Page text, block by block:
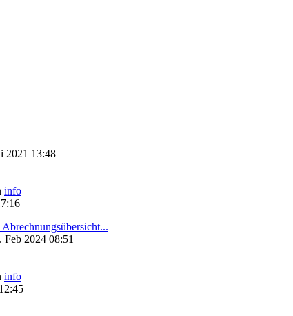
2021 13:48
info
Feb 2024 08:51
info